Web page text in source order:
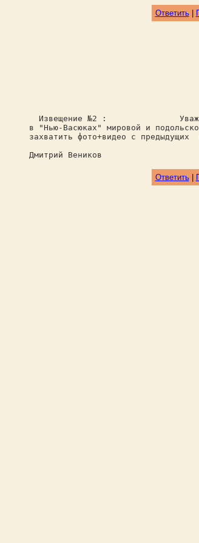
Ответить|
Извещение №2 : Уважаемые
в "Нью-Васюках" мировой и
захватить фото+видео с предыдущих
Дмитрий Веников
Ответить|